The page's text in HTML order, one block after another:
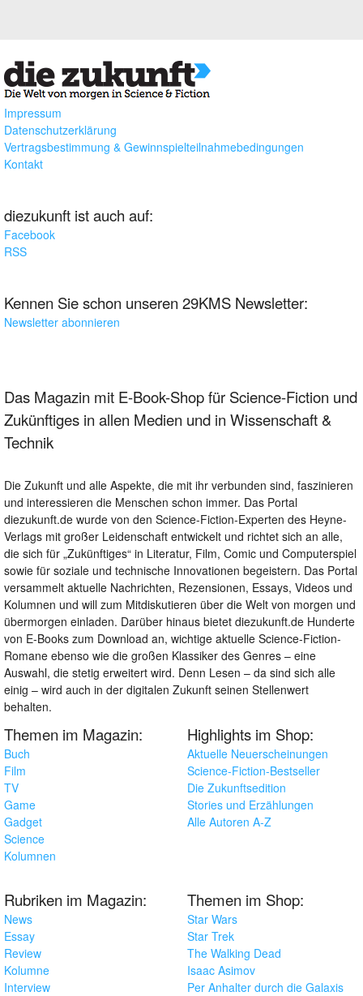
Impressum
Datenschutzerklärung
Vertragsbestimmung & Gewinnspielteilnahmebedingungen
Kontakt
diezukunft ist auch auf:
Facebook
RSS
Kennen Sie schon unseren 29KMS Newsletter:
Newsletter abonnieren
Das Magazin mit E-Book-Shop für Science-Fiction und
Zukünftiges in allen Medien und in Wissenschaft &
Technik
Die Zukunft und alle Aspekte, die mit ihr verbunden sind, faszinieren
und interessieren die Menschen schon immer. Das Portal
diezukunft.de wurde von den Science-Fiction-Experten des Heyne-
Verlags mit großer Leidenschaft entwickelt und richtet sich an alle,
die sich für „Zukünftiges“ in Literatur, Film, Comic und Computerspiel
sowie für soziale und technische Innovationen begeistern. Das Portal
versammelt aktuelle Nachrichten, Rezensionen, Essays, Videos und
Kolumnen und will zum Mitdiskutieren über die Welt von morgen und
übermorgen einladen. Darüber hinaus bietet diezukunft.de Hunderte
von E-Books zum Download an, wichtige aktuelle Science-Fiction-
Romane ebenso wie die großen Klassiker des Genres – eine
Auswahl, die stetig erweitert wird. Denn Lesen – da sind sich alle
einig – wird auch in der digitalen Zukunft seinen Stellenwert
behalten.
Themen im Magazin:
Buch
Film
TV
Game
Gadget
Science
Kolumnen
Highlights im Shop:
Aktuelle Neuerscheinungen
Science-Fiction-Bestseller
Die Zukunftsedition
Stories und Erzählungen
Alle Autoren A-Z
Rubriken im Magazin:
News
Essay
Review
Kolumne
Interview
Themen im Shop:
Star Wars
Star Trek
The Walking Dead
Isaac Asimov
Per Anhalter durch die Galaxis